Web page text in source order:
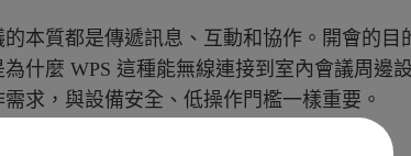
本質都是傳遞訊息、互動和協作。開會的目
什麼 WPS 這種能無線連接到室內會議周邊設
求，與設備安全、低操作門檻一樣重要。